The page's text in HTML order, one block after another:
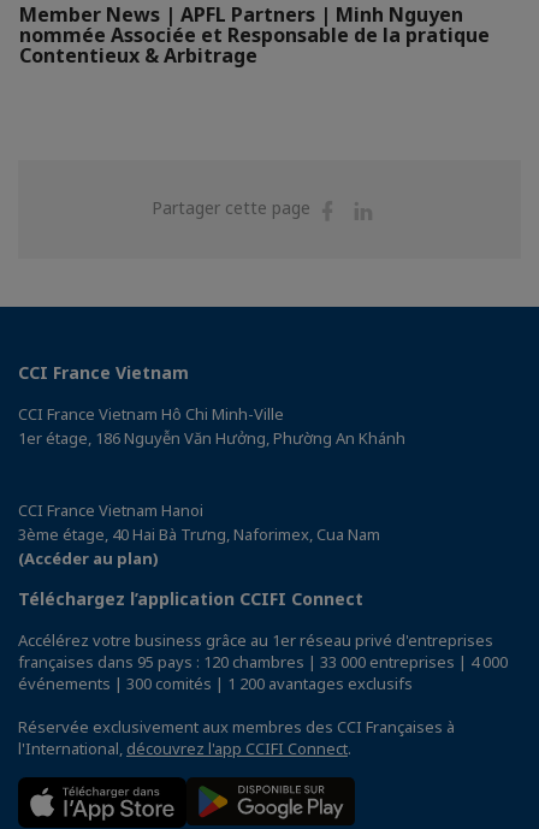
Member News | APFL Partners | Minh Nguyen
nommée Associée et Responsable de la pratique
Contentieux & Arbitrage
Partager cette page
Partager
CCI France Vietnam
CCI France Vietnam Hô Chi Minh-Ville
1er étage, 186 Nguyễn Văn Hưởng, Phường An Khánh
CCI France Vietnam Hanoi
3ème étage, 40 Hai Bà Trưng, Naforimex, Cua Nam
(Accéder au plan)
Téléchargez l’application CCIFI Connect
Accélérez votre business grâce au 1er réseau privé d'entreprises
françaises dans 95 pays : 120 chambres | 33 000 entreprises | 4 000
événements | 300 comités | 1 200 avantages exclusifs
Réservée exclusivement aux membres des CCI Françaises à
l'International, découvrez l'app CCIFI Connect.